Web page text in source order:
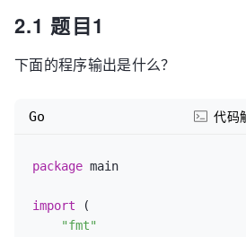
2.1 题目1
下面的程序输出是什么？
package main
import (
"fmt"
Go 代码